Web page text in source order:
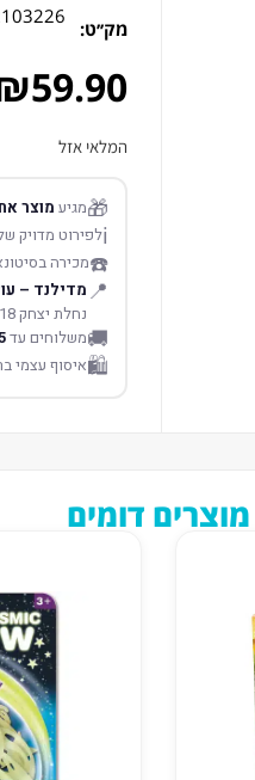
מק׳׳ט:
59.90
המלאי אזל
🎁מגיע מוצר
ℹ️לפירוט מדויק
☎️מכירה
📍 מדילנד –
נחלת יצחק 18, מגדלי תל אביב
🚚משלוחים עד5
🛍️איסוף עצמי
מוצרים דומים